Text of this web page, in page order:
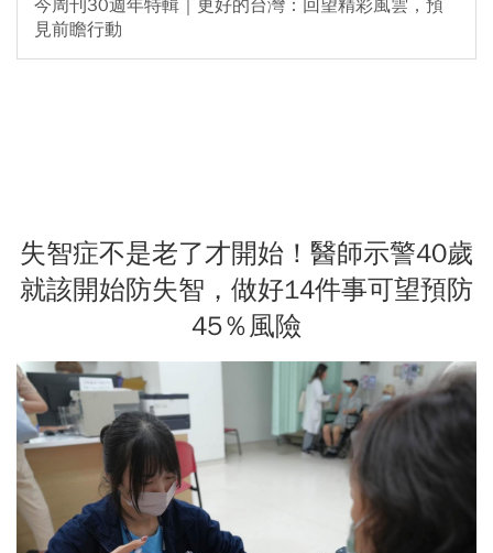
今周刊30週年特輯｜更好的台灣：回望精彩風雲，預
見前瞻行動
失智症不是老了才開始！醫師示警40歲
就該開始防失智，做好14件事可望預防
45％風險